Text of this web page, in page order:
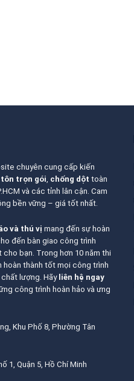
chuyên cung cấp kiến
trọn gói, chống dột toàn
và các tỉnh lân cận. Cam
bền vững – giá tốt nhất.
và thú vị mang đến sự hoàn
đến bàn giao công trình
bạn. Trong hơn 10 năm thi
thành tốt mọi công trình
lượng. Hãy liên hệ ngay
công trình hoàn hảo và ưng
Khu Phố 8, Phường Tân
1, Quận 5, Hồ Chí Minh